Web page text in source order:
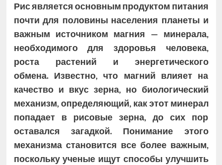
Рис является основным продуктом питания
почти для половины населения планеты и
важным источником магния — минерала,
необходимого для здоровья человека,
роста растений и энергетического
обмена. Известно, что магний влияет на
качество и вкус зерна, но биологический
механизм, определяющий, как этот минерал
попадает в рисовые зерна, до сих пор
оставался загадкой. Понимание этого
механизма становится все более важным,
поскольку ученые ищут способы улучшить